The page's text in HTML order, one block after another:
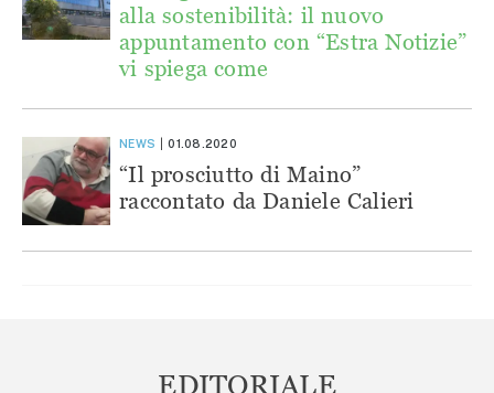
alla sostenibilità: il nuovo
appuntamento con “Estra Notizie”
vi spiega come
NEWS 01.08.2020
“Il prosciutto di Maino”
raccontato da Daniele Calieri
EDITORIALE